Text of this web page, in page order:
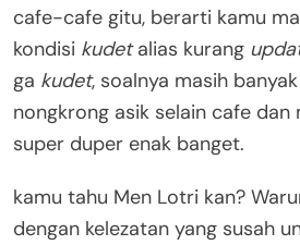
cafe-cafe gitu, berarti kamu
kondisi kudetalias kurang
ga kudet, soalnya masih
nongkrong asik selain cafe dan
super duper enak banget.
kamu tahu Men Lotri kan?
dengan kelezatan yang susah